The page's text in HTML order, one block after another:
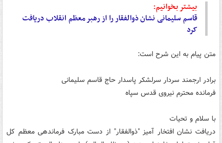
بیشتر بخوانیم:
قاسم سلیمانی نشان ذوالفقار را از رهبر معظم انقلاب دریافت
کرد
متن پیام به این شرح است:
برادر ارجمند سردار سرلشکر پاسدار حاج قاسم سلیمانی
فرمانده محترم نیروی قدس سپاه
با سلام و تحیات
دریافت نشان افتخار آمیز "ذوالفقار" از دست مبارک فرماندهی معظم کل